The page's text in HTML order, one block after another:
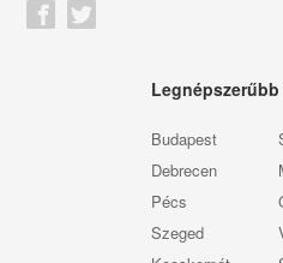
Budapest
Debrecen
Pécs
Szeged